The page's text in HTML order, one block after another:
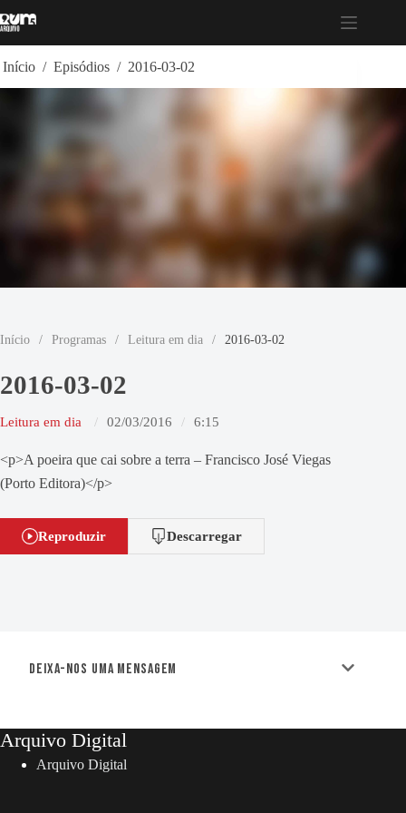
para
Início / Episódios / 2016-03-02
Início / Programas / Leitura em dia / 2016-03-02
2016-03-02
Leitura em dia 02/03/2016 6:15
<p>A poeira que cai sobre a terra – Francisco José Viegas
(Porto Editora)</p>
Reproduzir Descarregar
Deixa-nos uma mensagem
Arquivo Digital
Arquivo Digital